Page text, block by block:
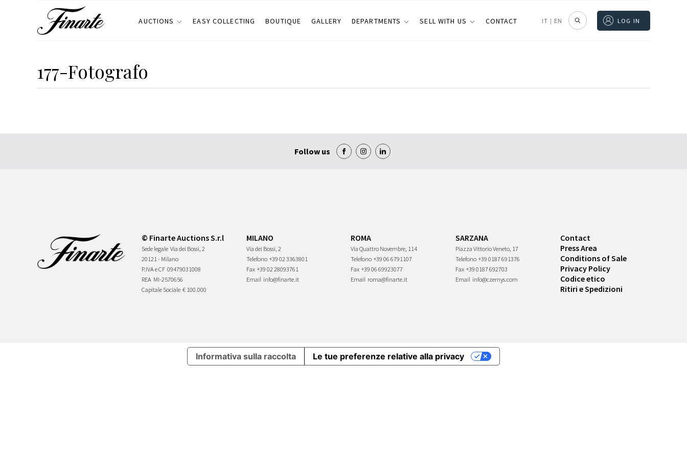
AUCTIONS EASY COLLECTING BOUTIQUE GALLERY DEPARTMENTS SELL WITH US CONTACT IT | EN LOG IN
177-Fotografo
Follow us
© Finarte Auctions S.r.l
Sede legale Via dei Bossi, 2
20121 - Milano
P.IVA e CF 09479031008
REA MI-2570656
Capitale Sociale € 100.000
MILANO
Via dei Bossi, 2
Telefono +39 02 3363801
Fax +39 02 28093761
Email info@finarte.it
ROMA
Via Quattro Novembre, 114
Telefono +39 06 6791107
Fax +39 06 69923077
Email roma@finarte.it
SARZANA
Piazza Vittorio Veneto, 17
Telefono +39 0187 691376
Fax +39 0187 692703
Email info@czernys.com
Contact
Press Area
Conditions of Sale
Privacy Policy
Codice etico
Ritiri e Spedizioni
Informativa sulla raccolta Le tue preferenze relative alla privacy